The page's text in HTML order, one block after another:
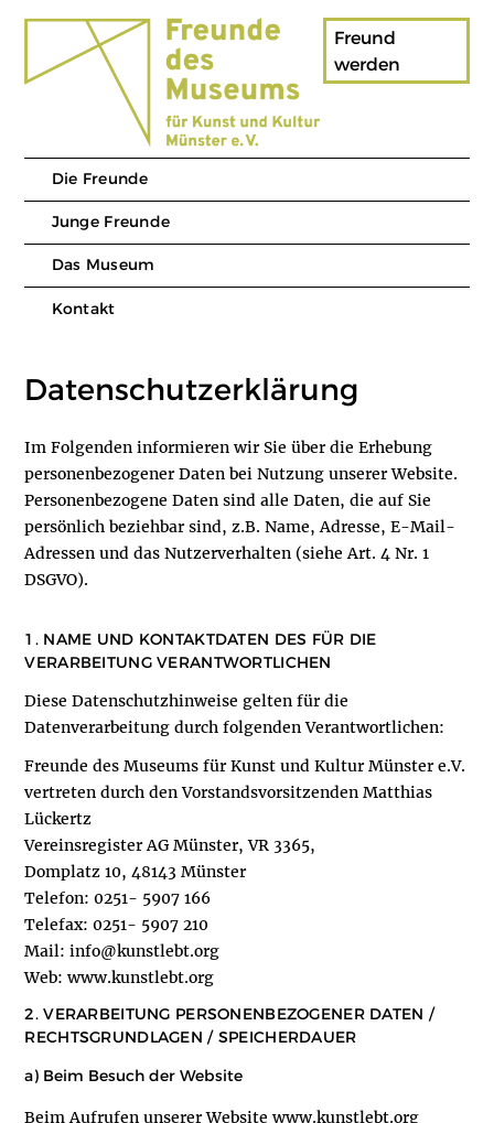
Freund
werden
Die Freunde
Junge Freunde
Das Museum
Kontakt
Datenschutzerklärung
Im Folgenden informieren wir Sie über die Erhebung
personenbezogener Daten bei Nutzung unserer Website.
Personenbezogene Daten sind alle Daten, die auf Sie
persönlich beziehbar sind, z.B. Name, Adresse, E-Mail-
Adressen und das Nutzerverhalten (siehe Art. 4 Nr. 1
DSGVO).
1. NAME UND KONTAKTDATEN DES FÜR DIE
VERARBEITUNG VERANTWORTLICHEN
Diese Datenschutzhinweise gelten für die
Datenverarbeitung durch folgenden Verantwortlichen:
Freunde des Museums für Kunst und Kultur Münster e.V.
vertreten durch den Vorstandsvorsitzenden Matthias
Lückertz
Vereinsregister AG Münster, VR 3365,
Domplatz 10, 48143 Münster
Telefon: 0251- 5907 166
Telefax: 0251- 5907 210
Mail: info@kunstlebt.org
Web: www.kunstlebt.org
2. VERARBEITUNG PERSONENBEZOGENER DATEN /
RECHTSGRUNDLAGEN / SPEICHERDAUER
a) Beim Besuch der Website
Beim Aufrufen unserer Website www.kunstlebt.org